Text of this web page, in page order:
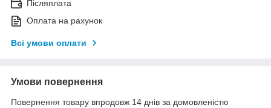
Післяплата
Оплата на рахунок
Всі умови оплати
Умови повернення
Повернення товару впродовж 14 днів за домовленістю